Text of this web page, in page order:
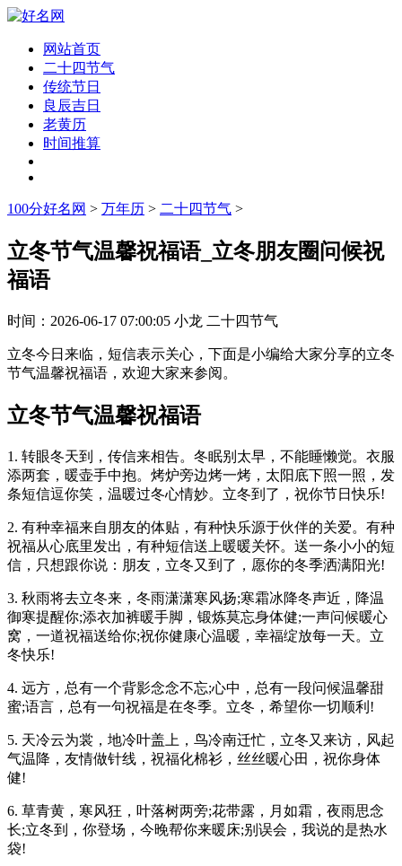
网站首页
二十四节气
传统节日
良辰吉日
老黄历
时间推算
100分好名网 > 万年历 > 二十四节气 >
立冬节气温馨祝福语_立冬朋友圈问候祝
福语
时间： 2026-06-17 07:00:05 小龙 二十四节气
立冬今日来临，短信表示关心，下面是小编给大家分享的立冬
节气温馨祝福语，欢迎大家来参阅。
立冬节气温馨祝福语
1. 转眼冬天到，传信来相告。冬眠别太早，不能睡懒觉。衣服
添两套，暖壶手中抱。烤炉旁边烤一烤，太阳底下照一照，发
条短信逗你笑，温暖过冬心情妙。立冬到了，祝你节日快乐!
2. 有种幸福来自朋友的体贴，有种快乐源于伙伴的关爱。有种
祝福从心底里发出，有种短信送上暖暖关怀。送一条小小的短
信，只想跟你说：朋友，立冬又到了，愿你的冬季洒满阳光!
3. 秋雨将去立冬来，冬雨潇潇寒风扬;寒霜冰降冬声近，降温
御寒提醒你;添衣加裤暖手脚，锻炼莫忘身体健;一声问候暖心
窝，一道祝福送给你;祝你健康心温暖，幸福绽放每一天。立
冬快乐!
4. 远方，总有一个背影念念不忘;心中，总有一段问候温馨甜
蜜;语言，总有一句祝福是在冬季。立冬，希望你一切顺利!
5. 天冷云为裳，地冷叶盖上，鸟冷南迁忙，立冬又来访，风起
气温降，友情做针线，祝福化棉衫，丝丝暖心田，祝你身体
健!
6. 草青黄，寒风狂，叶落树两旁;花带露，月如霜，夜雨思念
长;立冬到，你登场，今晚帮你来暖床;别误会，我说的是热水
袋!